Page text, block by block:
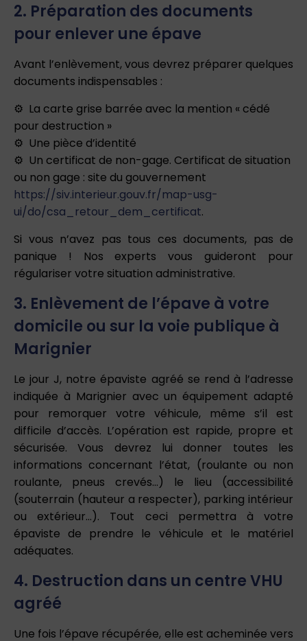
2. Préparation des documents
pour enlever une épave
Avant l’enlèvement, vous devrez préparer quelques
documents indispensables :
La carte grise barrée avec la mention « cédé
pour destruction »
Une pièce d’identité
Un certificat de non-gage. Certificat de situation
ou non gage : site du gouvernement
https://siv.interieur.gouv.fr/map-usg-
ui/do/csa_retour_dem_certificat.
Si vous n’avez pas tous ces documents, pas de
panique ! Nos experts vous guideront pour
régulariser votre situation administrative.
3. Enlèvement de l’épave à votre
domicile ou sur la voie publique à
Marignier
Le jour J, notre épaviste agréé se rend à l’adresse
indiquée à Marignier avec un équipement adapté
pour remorquer votre véhicule, même s’il est
difficile d’accès. L’opération est rapide, propre et
sécurisée. Vous devrez lui donner toutes les
informations concernant l’état, (roulante ou non
roulante, pneus crevés…) le lieu (accessibilité
(souterrain (hauteur a respecter), parking intérieur
ou extérieur…). Tout ceci permettra à votre
épaviste de prendre le véhicule et le matériel
adéquates.
4. Destruction dans un centre VHU
agréé
Une fois l’épave récupérée, elle est acheminée vers